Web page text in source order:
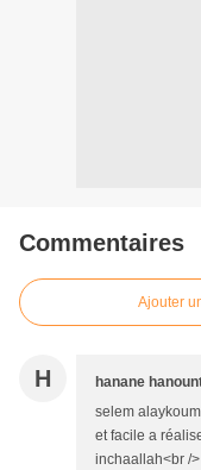
Commentaires
Ajouter
H hanane
selem
et facile a
inchaallah<br /